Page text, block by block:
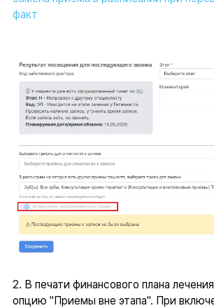
факт
2. В печати финансового плана
опцию "Приемы вне этапа". При